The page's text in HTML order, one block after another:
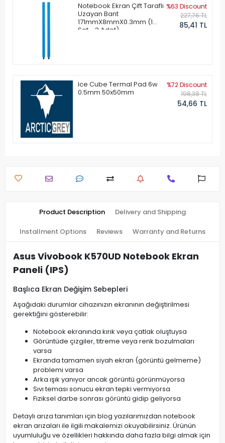
Notebook Ekran Çift Taraflı
Uzayan Bant
171mmX8mmX0.3mm (1
Set - 2 Adet)
%63 Discount
227,76 TL
85,41 TL
Ice Cube Termal Pad 6w
0.5mm 50x50mm
%72 Discount
198,38 TL
54,66 TL
Product Description Delivery and Shipping
Installment Options Reviews Warranty and Returns
Asus Vivobook K570UD Notebook Ekran
Paneli (IPS)
Başlıca Ekran Değişim Sebepleri
Aşağıdaki durumlar cihazınızın ekranının değiştirilmesi
gerektiğini gösterebilir:
Notebook ekranında kırık veya çatlak oluştuysa
Görüntüde çizgiler, titreme veya renk bozulmaları
varsa
Ekranda tamamen siyah ekran (görüntü gelmeme)
problemi varsa
Arka ışık yanıyor ancak görüntü görünmüyorsa
Sıvı teması sonucu ekran tepki vermiyorsa
Fiziksel darbe sonrası görüntü gidip geliyorsa
Detaylı arıza tanımları için blog yazılarımızdan notebook
ekran arızaları ile ilgili makalemizi okuyabilirsiniz. Ürünün
uyumluluğu ve özellikleri hakkında daha fazla bilgi almak için